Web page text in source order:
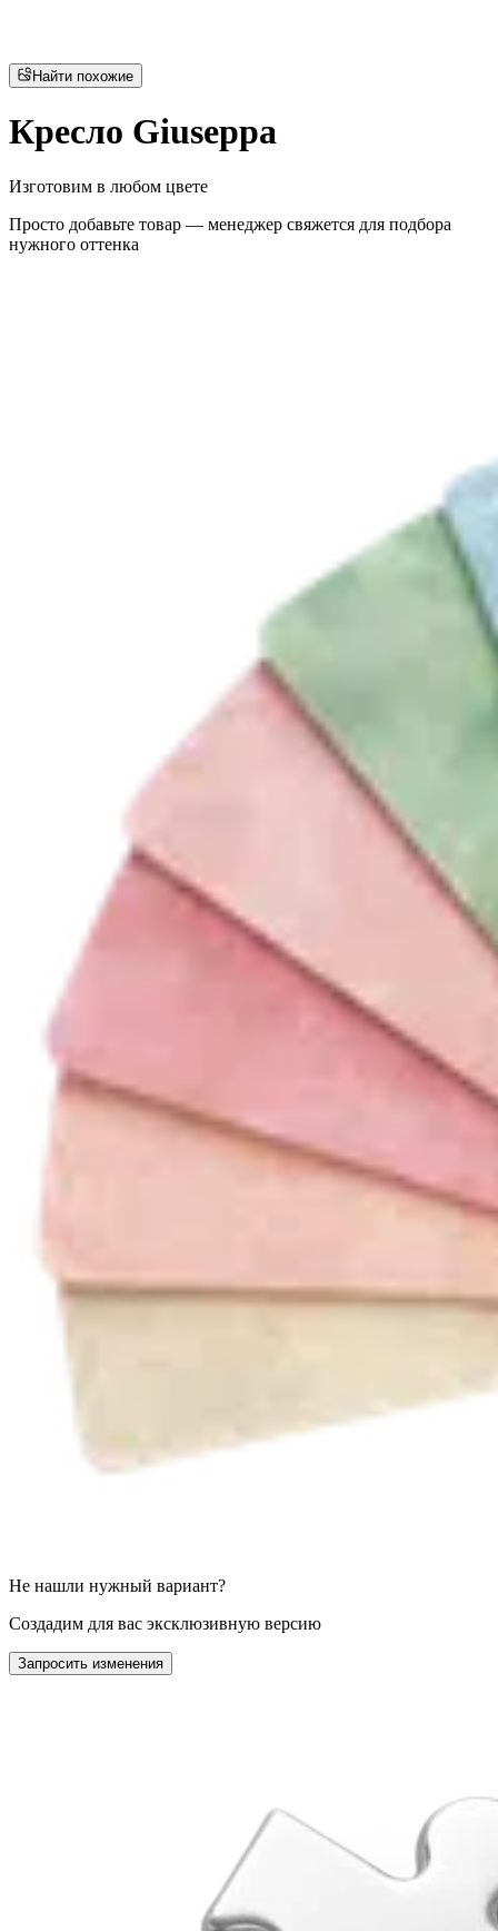
Найти похожие
Кресло Giuseppa
Изготовим в любом цвете
Просто добавьте товар — менеджер свяжется для подбора
нужного оттенка
Не нашли нужный вариант?
Создадим для вас эксклюзивную версию
Запросить изменения